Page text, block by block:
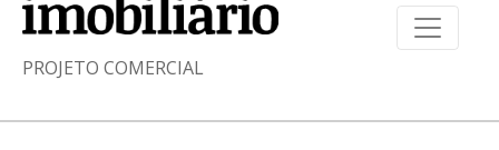
PROJETO COMERCIAL